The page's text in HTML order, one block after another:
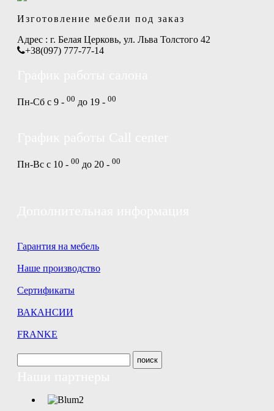
Изготовление мебели под заказ
Адрес : г. Белая Церковь, ул. Льва Толстого 42
+38(097) 777-77-14
Пн-Сб с 9 - 00 до 19 - 00
Пн-Вс с 10 - 00 до 20 - 00
Гарантия на мебель
Наше производство
Сертификаты
ВАКАНСИИ
FRANKE